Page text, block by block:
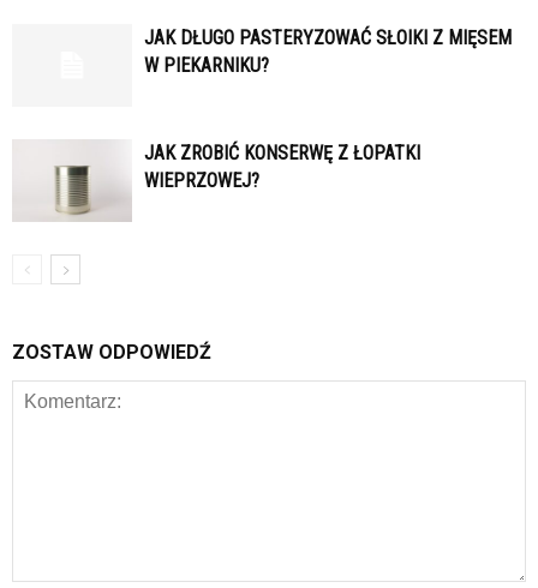
JAK DŁUGO PASTERYZOWAĆ SŁOIKI Z MIĘSEM
W PIEKARNIKU?
JAK ZROBIĆ KONSERWĘ Z ŁOPATKI
WIEPRZOWEJ?
ZOSTAW ODPOWIEDŹ